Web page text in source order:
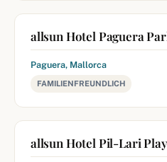
allsun Hotel Paguera
Paguera, Mallorca
FAMILIENFREUNDLICH
allsun Hotel Pil-Lari